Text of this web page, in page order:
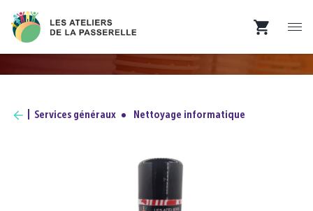
Services généraux Nettoyage informatique